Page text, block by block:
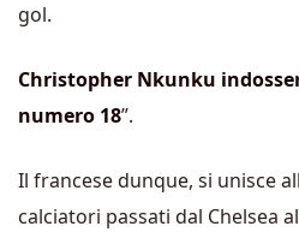
gol.
Christopher Nkunku
numero 18”.
Il francese dunque, si unisce
calciatori passati dal Chelsea